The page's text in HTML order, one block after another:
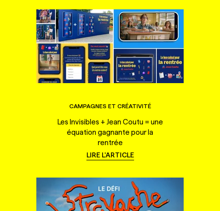
CAMPAGNES ET CRÉATIVITÉ
Les Invisibles + Jean Coutu = une
équation gagnante pour la
rentrée
LIRE L'ARTICLE